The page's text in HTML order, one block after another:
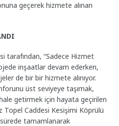
geçerek hizmete alınan
tarafından, “Sadece Hizmet
inşaatlar devam ederken,
de bir bir hizmete alınıyor.
üst seviyeye taşımak,
getirmek için hayata geçirilen
Topel Caddesi Kesişimi Köprülü
sürede tamamlanarak